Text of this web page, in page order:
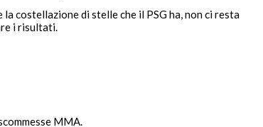
costellazione di stelle che il PSG ha, non ci resta
i risultati.
MMA.